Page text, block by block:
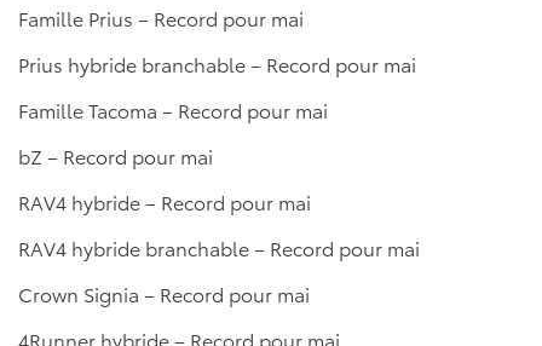
Famille Prius – Record pour mai
Prius hybride branchable – Record pour mai
Famille Tacoma – Record pour mai
bZ – Record pour mai
RAV4 hybride – Record pour mai
RAV4 hybride branchable – Record pour mai
Crown Signia – Record pour mai
4Runner hybride – Record pour mai